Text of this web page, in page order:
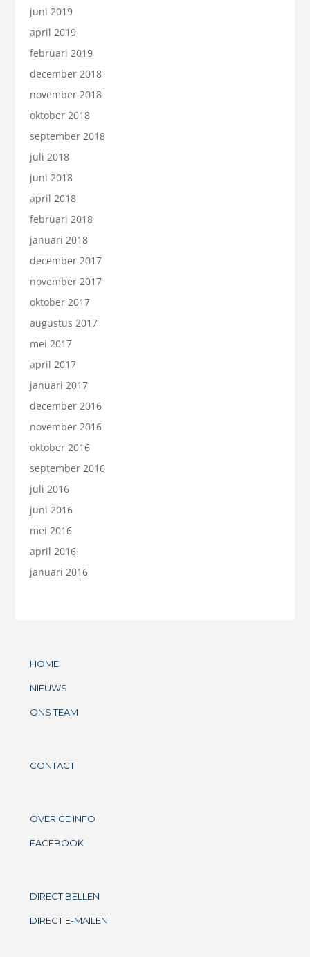
juni 2019
april 2019
februari 2019
december 2018
november 2018
oktober 2018
september 2018
juli 2018
juni 2018
april 2018
februari 2018
januari 2018
december 2017
november 2017
oktober 2017
augustus 2017
mei 2017
april 2017
januari 2017
december 2016
november 2016
oktober 2016
september 2016
juli 2016
juni 2016
mei 2016
april 2016
januari 2016
HOME
NIEUWS
ONS TEAM
CONTACT
OVERIGE INFO
FACEBOOK
DIRECT BELLEN
DIRECT E-MAILEN